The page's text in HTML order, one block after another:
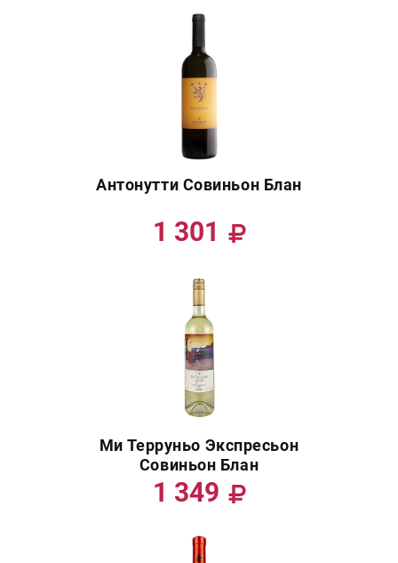
Антонутти Совиньон Блан
1 301
Ми Терруньо Экспресьон
Совиньон Блан
1 349